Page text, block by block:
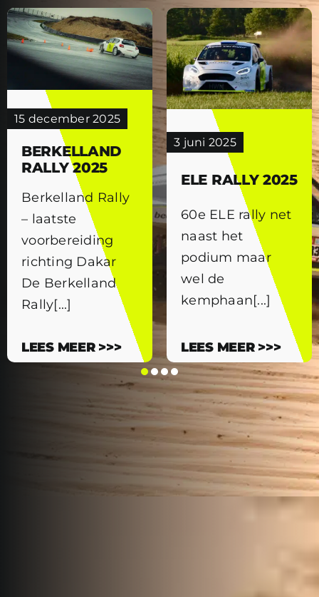
15 december 2025
BERKELLAND
RALLY 2025
Berkelland Rally
– laatste
voorbereiding
richting Dakar
De Berkelland
Rally[...]
LEES MEER >>>
3 juni 2025
ELE RALLY 2025
60e ELE rally net
naast het
podium maar
wel de
kemphaan[...]
LEES MEER >>>